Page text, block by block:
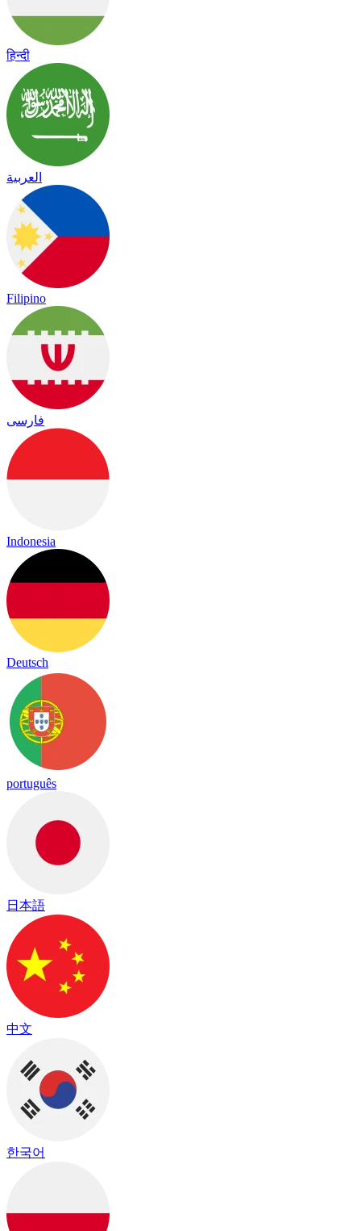
हिन्दी
العربية
Filipino
فارسی
Indonesia
Deutsch
português
日本語
中文
한국어